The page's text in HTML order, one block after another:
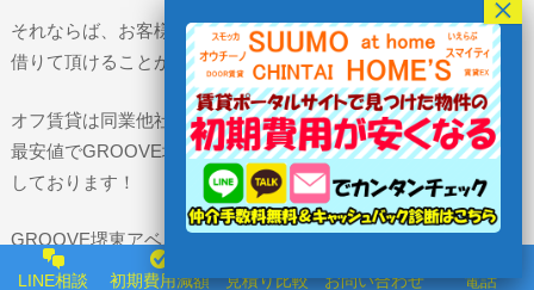
それならば、お客様に少しでも安くGROOVE堺東アベニューを
借りて頂けることがオフ賃貸の使命・役割と考えています。
オフ賃貸は同業他社のサービスをリサーチし、お客様にとって
最安値でGROOVE堺東アベニューを借りて頂けるよう日々努力
しております！
GROOVE堺東アベニューを内覧したい方はお電話またはLINEに
て内見希望日時をお伝えください。
LINE相談 初期費用減額 見積り比較 お問い合わせ 電話